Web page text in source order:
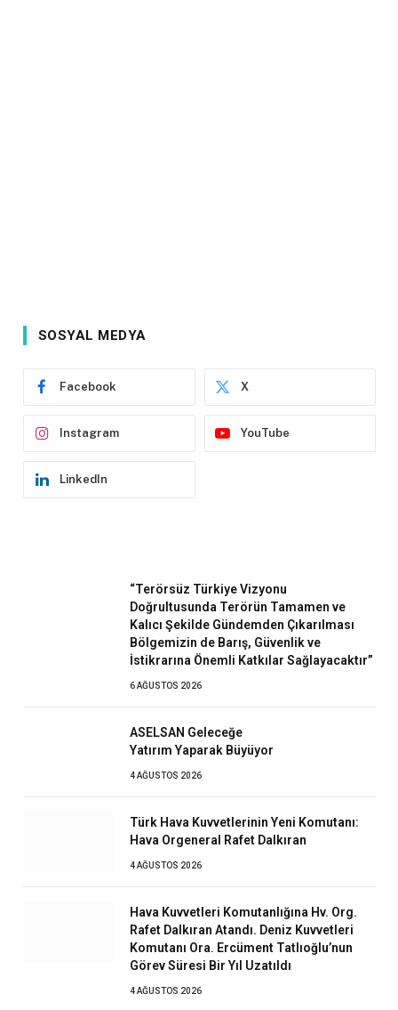
SOSYAL MEDYA
Facebook X
Instagram YouTube
LinkedIn
“Terörsüz Türkiye Vizyonu
Doğrultusunda Terörün Tamamen ve
Kalıcı Şekilde Gündemden Çıkarılması
Bölgemizin de Barış, Güvenlik ve
İstikrarına Önemli Katkılar Sağlayacaktır”
6 AĞUSTOS 2026
ASELSAN Geleceğe
Yatırım Yaparak Büyüyor
4 AĞUSTOS 2026
Türk Hava Kuvvetlerinin Yeni Komutanı:
Hava Orgeneral Rafet Dalkıran
4 AĞUSTOS 2026
Hava Kuvvetleri Komutanlığına Hv. Org.
Rafet Dalkıran Atandı. Deniz Kuvvetleri
Komutanı Ora. Ercüment Tatlıoğlu’nun
Görev Süresi Bir Yıl Uzatıldı
4 AĞUSTOS 2026